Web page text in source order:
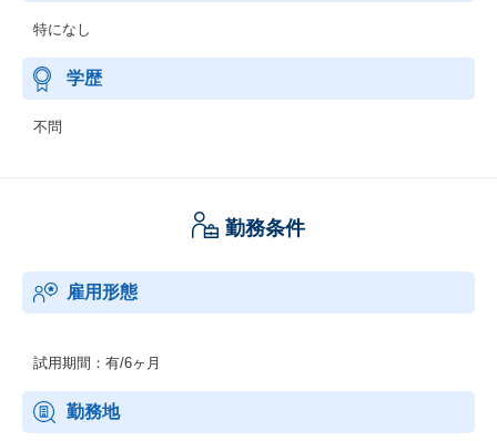
特になし
学歴
不問
勤務条件
雇用形態
試用期間：有/6ヶ月
勤務地